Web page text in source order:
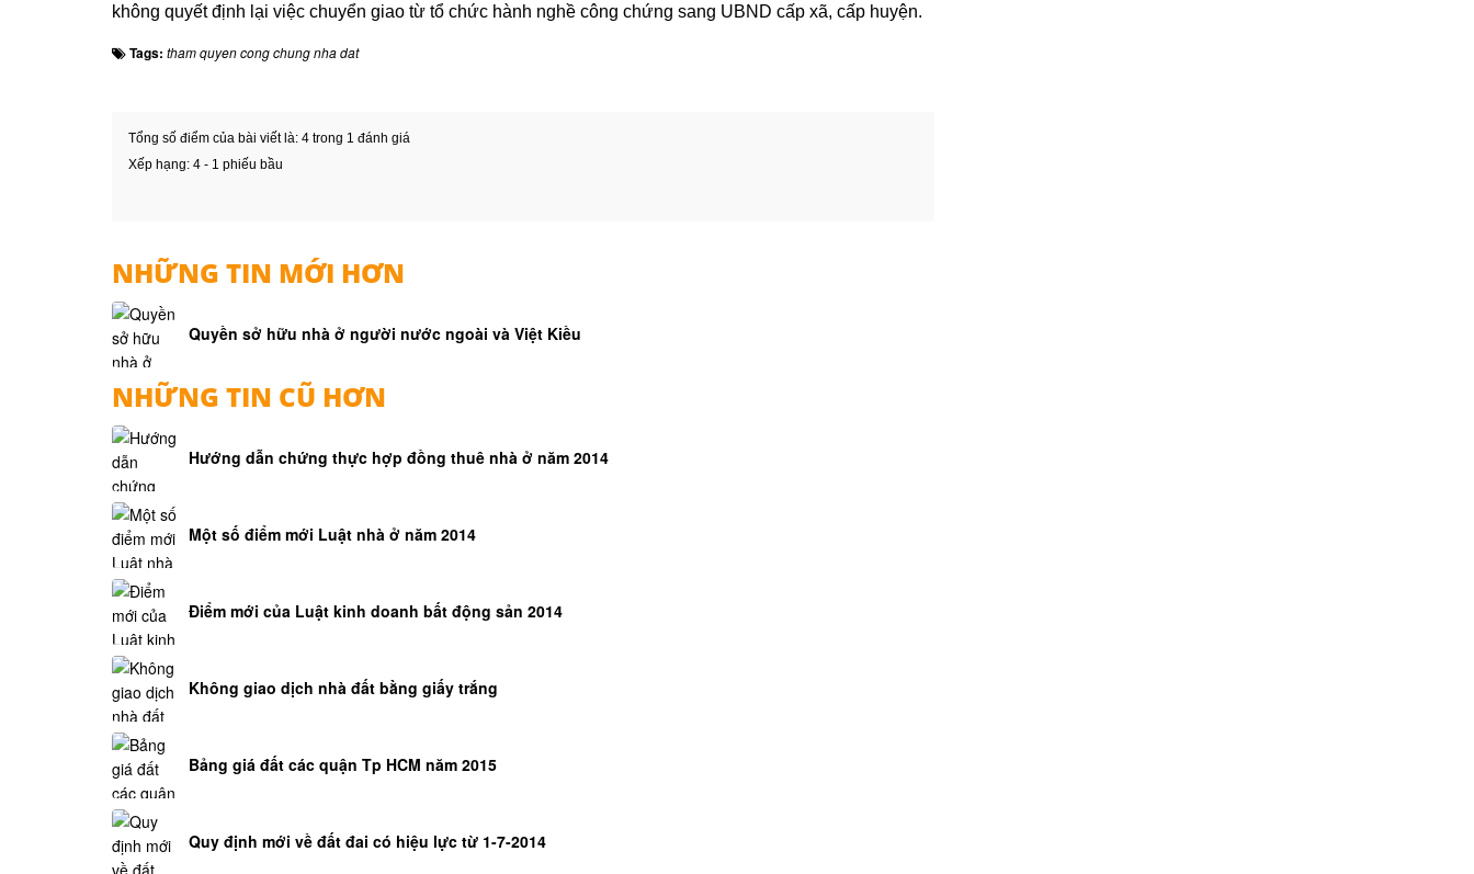
không quyết định lại việc chuyển giao từ tổ chức hành nghề công chứng sang UBND cấp xã, cấp huyện.
Tags: tham quyen cong chung nha dat
Tổng số điểm của bài viết là: 4 trong 1 đánh giá
Xếp hạng: 4 - 1 phiếu bầu
NHỮNG TIN MỚI HƠN
Quyền sở hữu nhà ở người nước ngoài và Việt Kiều
NHỮNG TIN CŨ HƠN
Hướng dẫn chứng thực hợp đồng thuê nhà ở năm 2014
Một số điểm mới Luật nhà ở năm 2014
Điểm mới của Luật kinh doanh bất động sản 2014
Không giao dịch nhà đất bằng giấy trắng
Bảng giá đất các quận Tp HCM năm 2015
Quy định mới về đất đai có hiệu lực từ 1-7-2014